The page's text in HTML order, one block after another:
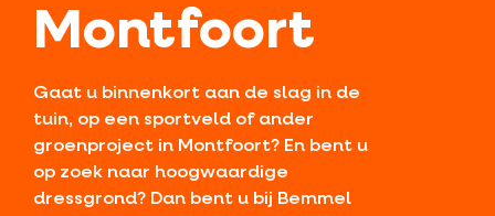
Montfoort
Gaat u binnenkort aan de slag in de
tuin, op een sportveld of ander
groenproject in Montfoort? En bent u
op zoek naar hoogwaardige
dressgrond? Dan bent u bij Bemmel